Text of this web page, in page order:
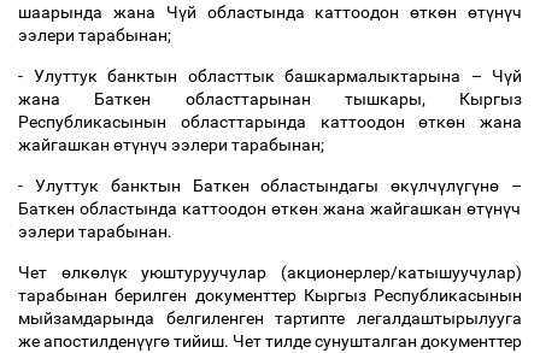
шаарында жана Чүй областында каттоодонөткөнөтүнүч
ээлери тарабынан;
- Улуттук банктын областтык башкармалыктарына – Чүй
жана Баткен областтарынан тышкары, Кыргыз
Республикасынын областтарында каттоодонөткөн жана
жайгашкан өтүнүч ээлери тарабынан;
- Улуттук банктын Баткен областындагыөкүлчүлүгүнө
–
Баткен областында каттоодон өткөн жана жайгашкан өтүнүч
ээлери тарабынан.
Чет өлкөлүк уюштуруучулар (акционерлер/катышуучулар)
тарабынан берилген документтер Кыргыз Республикасынын
мыйзамдарында белгиленген тартипте легалдаштырылууга
же апостилденүүгөтийиш. Чет тилде сунушталган документтер